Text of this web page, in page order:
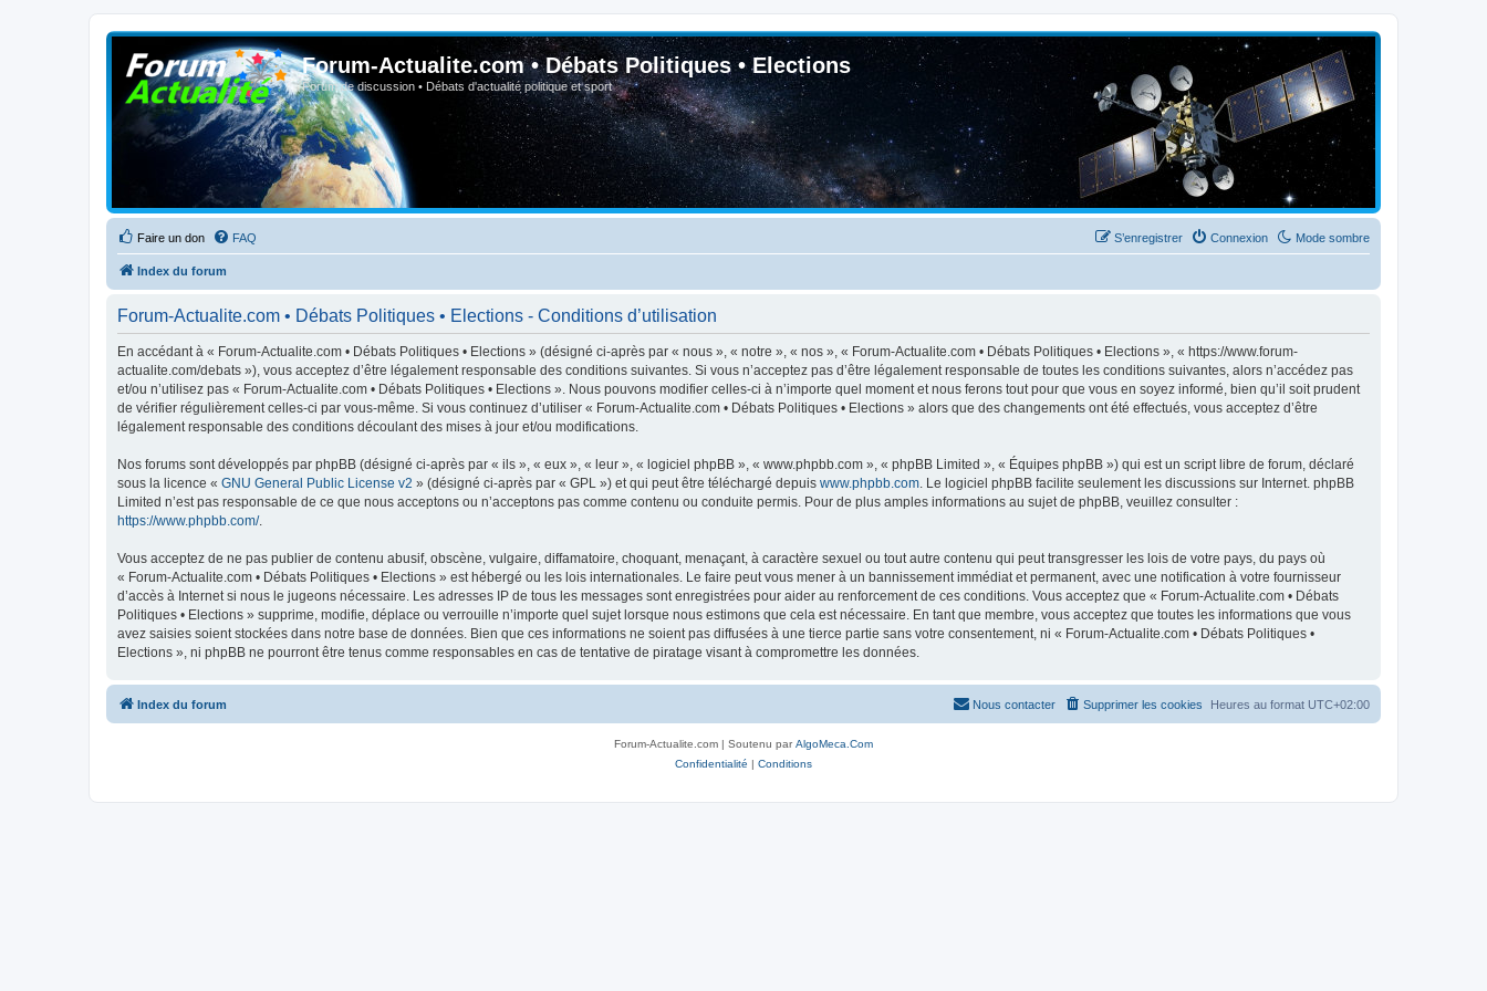
Forum-Actualite.com • Débats Politiques • Elections
Forum de discussion • Débats d'actualité politique et sport
Faire un don Mode sombre
FAQ Connexion
S’enregistrer
Index du forum
Forum-Actualite.com • Débats Politiques • Elections - Conditions d’utilisation
En accédant à « Forum-Actualite.com • Débats Politiques • Elections » (désigné ci-après par « nous », « notre », « nos », « Forum-Actualite.com • Débats Politiques • Elections », « https://www.forum-
actualite.com/debats »), vous acceptez d’être légalement responsable des conditions suivantes. Si vous n’acceptez pas d’être légalement responsable de toutes les conditions suivantes, alors n’accédez pas
et/ou n’utilisez pas « Forum-Actualite.com • Débats Politiques • Elections ». Nous pouvons modifier celles-ci à n’importe quel moment et nous ferons tout pour que vous en soyez informé, bien qu’il soit prudent
de vérifier régulièrement celles-ci par vous-même. Si vous continuez d’utiliser « Forum-Actualite.com • Débats Politiques • Elections » alors que des changements ont été effectués, vous acceptez d’être
légalement responsable des conditions découlant des mises à jour et/ou modifications.
Nos forums sont développés par phpBB (désigné ci-après par « ils », « eux », « leur », « logiciel phpBB », « www.phpbb.com », « phpBB Limited », « Équipes phpBB ») qui est un script libre de forum, déclaré
sous la licence « GNU General Public License v2 » (désigné ci-après par « GPL ») et qui peut être téléchargé depuis www.phpbb.com. Le logiciel phpBB facilite seulement les discussions sur Internet. phpBB
Limited n’est pas responsable de ce que nous acceptons ou n’acceptons pas comme contenu ou conduite permis. Pour de plus amples informations au sujet de phpBB, veuillez consulter :
https://www.phpbb.com/.
Vous acceptez de ne pas publier de contenu abusif, obscène, vulgaire, diffamatoire, choquant, menaçant, à caractère sexuel ou tout autre contenu qui peut transgresser les lois de votre pays, du pays où
« Forum-Actualite.com • Débats Politiques • Elections » est hébergé ou les lois internationales. Le faire peut vous mener à un bannissement immédiat et permanent, avec une notification à votre fournisseur
d’accès à Internet si nous le jugeons nécessaire. Les adresses IP de tous les messages sont enregistrées pour aider au renforcement de ces conditions. Vous acceptez que « Forum-Actualite.com • Débats
Politiques • Elections » supprime, modifie, déplace ou verrouille n’importe quel sujet lorsque nous estimons que cela est nécessaire. En tant que membre, vous acceptez que toutes les informations que vous
avez saisies soient stockées dans notre base de données. Bien que ces informations ne soient pas diffusées à une tierce partie sans votre consentement, ni « Forum-Actualite.com • Débats Politiques •
Elections », ni phpBB ne pourront être tenus comme responsables en cas de tentative de piratage visant à compromettre les données.
Index du forum Heures au format UTC+02:00
Supprimer les cookies
Nous contacter
Forum-Actualite.com | Soutenu parAlgoMeca.Com
Confidentialité | Conditions